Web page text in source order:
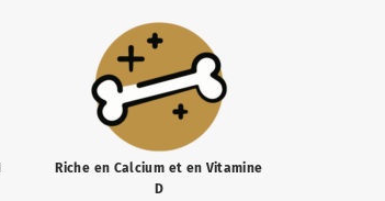
Riche en Calcium et en Vitamine
D